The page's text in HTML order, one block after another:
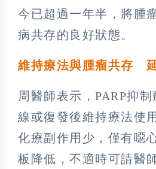
今已超過一年半，將腫
病共存的良好狀態。
維持療法與腫瘤共存
周醫師表示，PARP抑
線或復發後維持療法使
化療副作用少，僅有噁
板降低，不適時可請醫